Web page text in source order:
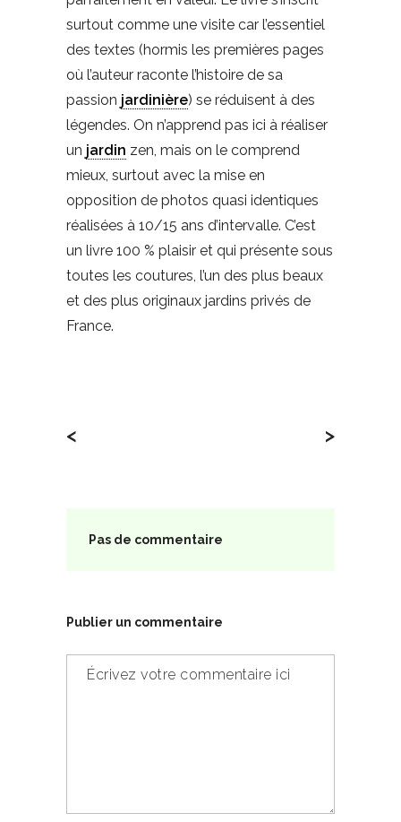
surtout comme une visite car l’essentiel
des textes (hormis les premières pages
où l’auteur raconte l’histoire de sa
passion jardinière) se réduisent à des
légendes. On n’apprend pas ici à réaliser
un jardin zen, mais on le comprend
mieux, surtout avec la mise en
opposition de photos quasi identiques
réalisées à 10/15 ans d’intervalle. C’est
un livre 100 % plaisir et qui présente sous
toutes les coutures, l’un des plus beaux
et des plus originaux jardins privés de
France.
< >
Pas de commentaire
Publier un commentaire